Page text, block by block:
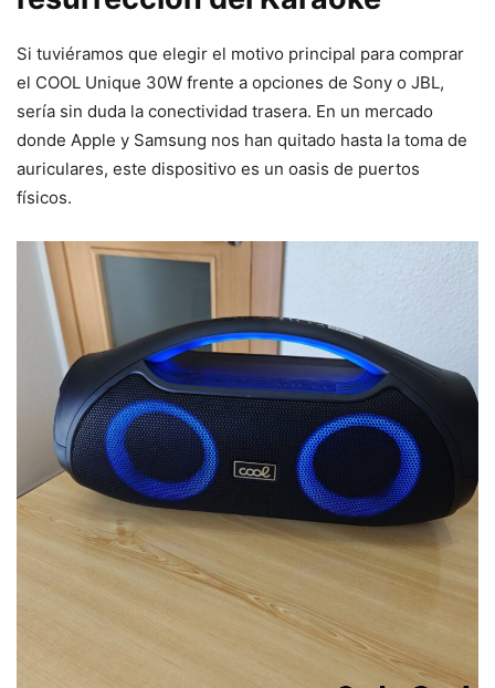
Si tuviéramos que elegir el motivo principal para comprar
el COOL Unique 30W frente a opciones de Sony o JBL,
sería sin duda la conectividad trasera. En un mercado
donde Apple y Samsung nos han quitado hasta la toma de
auriculares, este dispositivo es un oasis de puertos
físicos.